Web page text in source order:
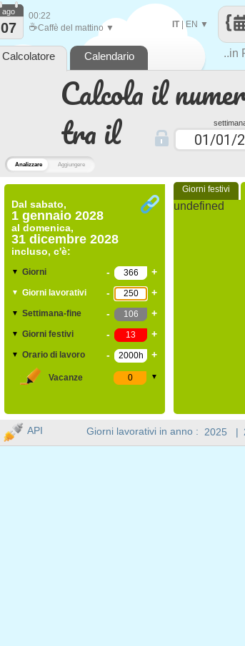
Analizzare Aggiungere
Calcola il
tra il
Dal sabato,
1 gennaio 2028
al domenica,
31 dicembre 2028
incluso, c'è:
▼ Giorni - +
▼ Giorni lavorativi - +
▼ Settimana-fine - +
▼ Giorni festivi - +
▼ Orario di lavoro - +
Vacanze ▼
Giorni festivi
undefined
..in
IT|EN ▼
ago
07
00:22
☕Caffè del mattino ▼
Calcolatore Calendario
Giorni lavorativi in anno : 2025 |
API